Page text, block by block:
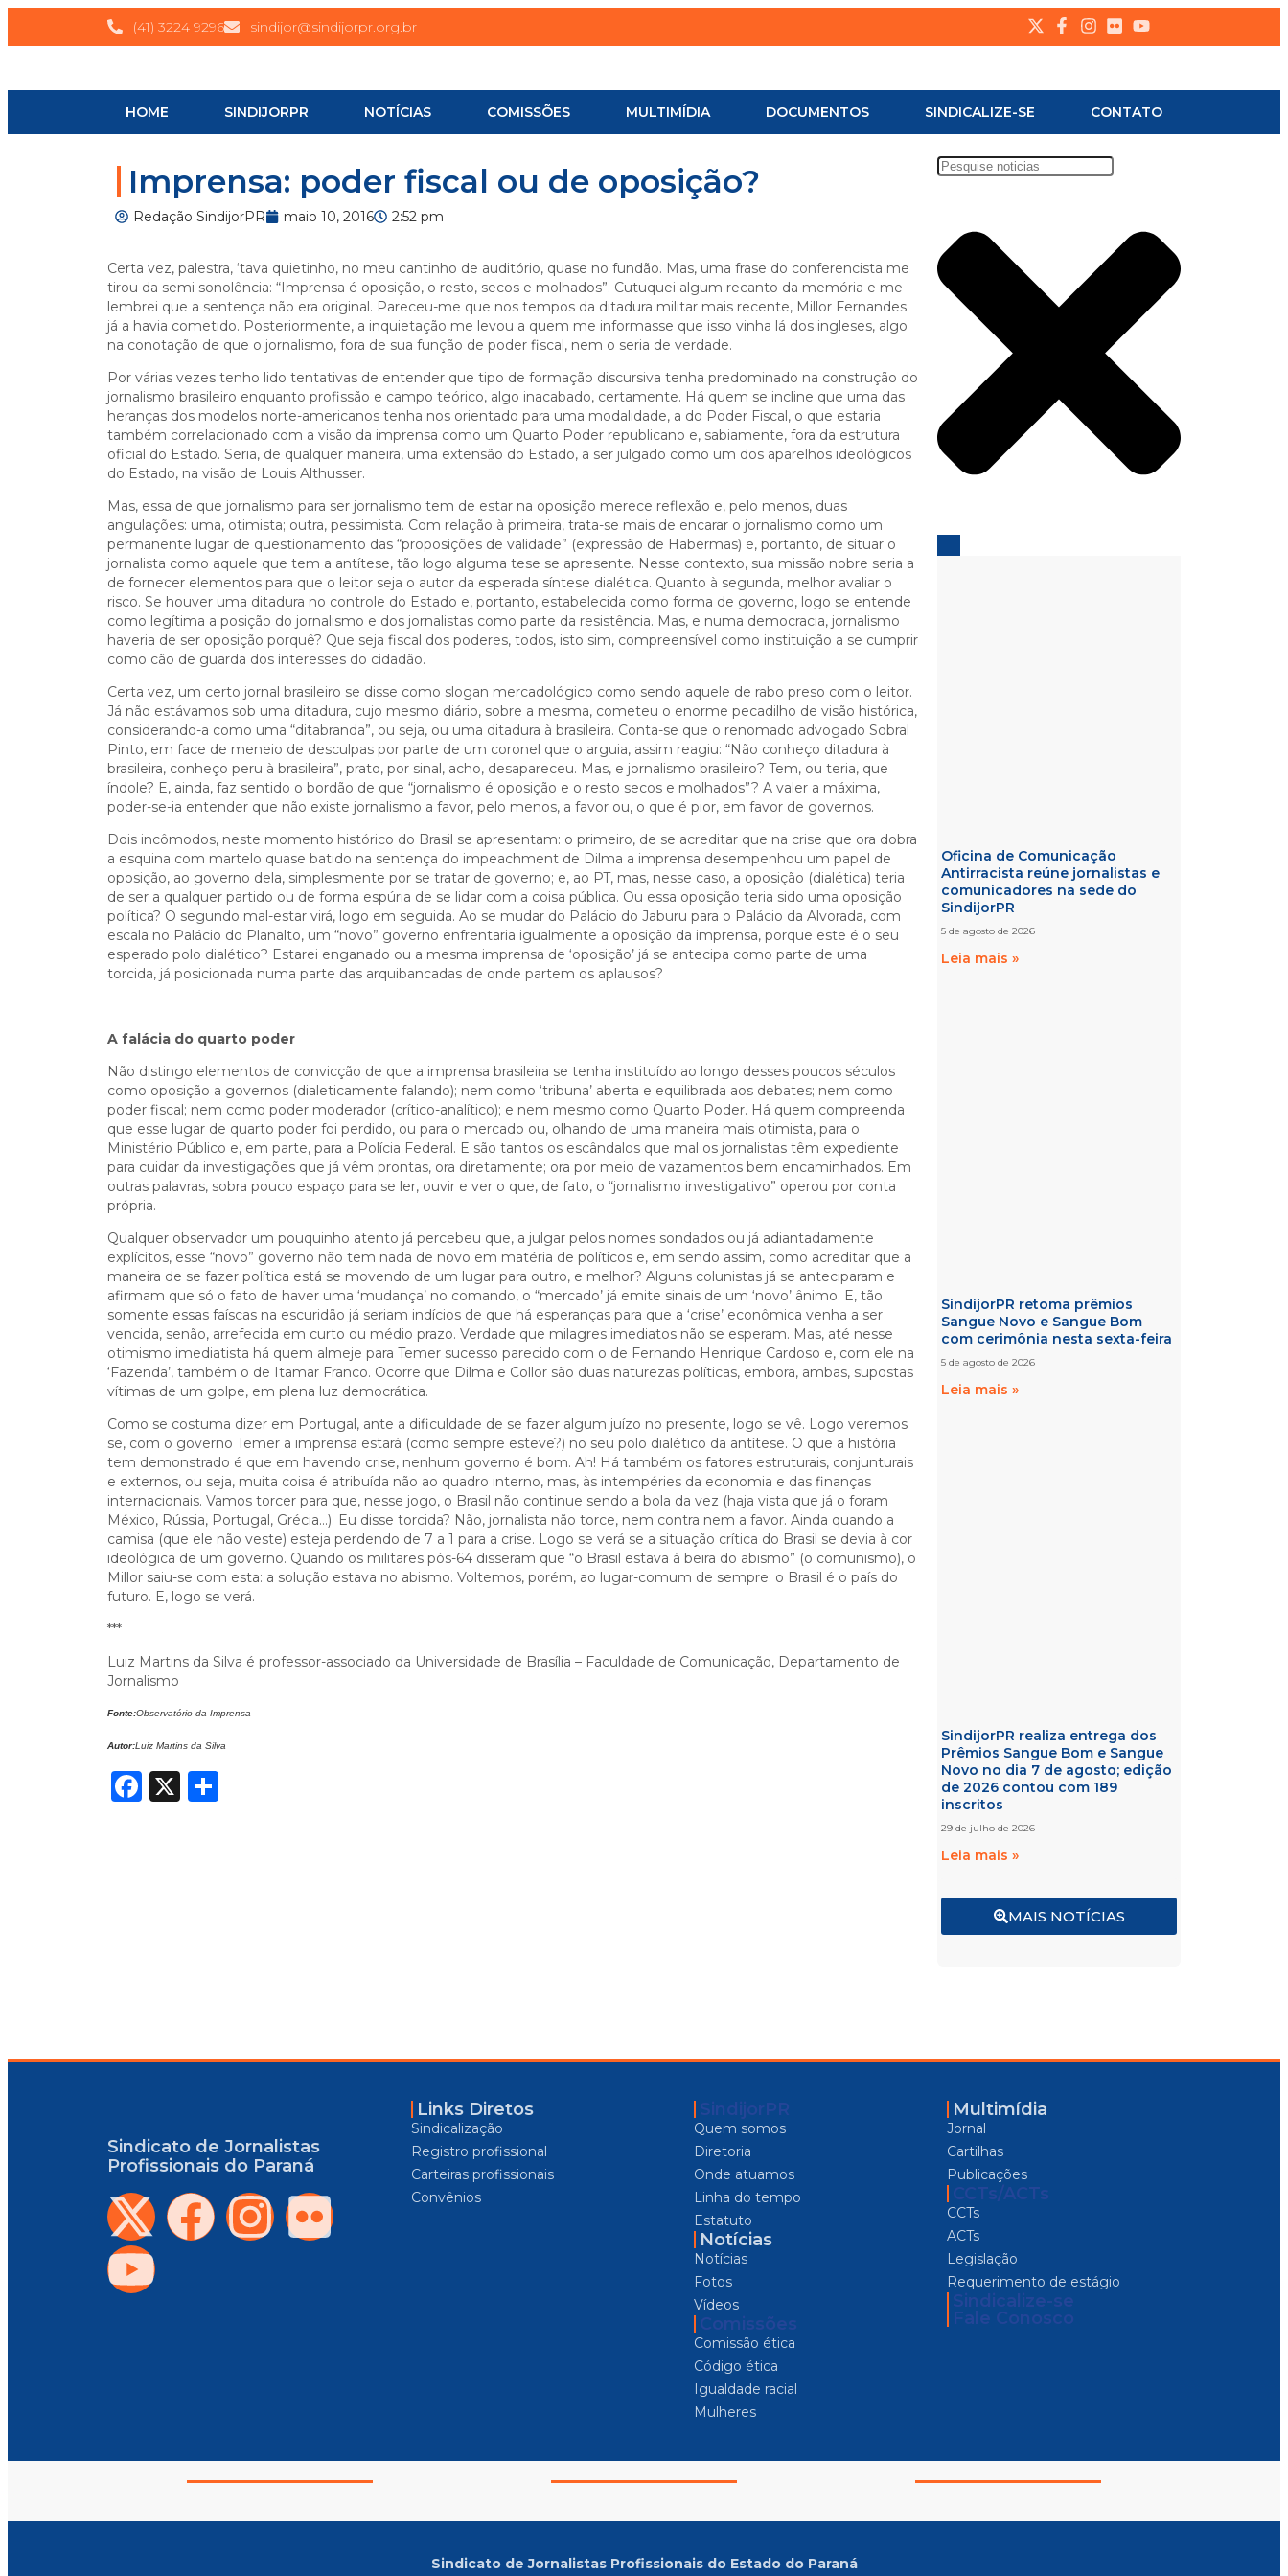
(41) 3224 9296 sindijor@sindijorpr.org.br
HOME SINDIJORPR NOTÍCIAS COMISSÕES MULTIMÍDIA DOCUMENTOS SINDICALIZE-SE CONTATO
Imprensa: poder fiscal ou de oposição?
Redação SindijorPR maio 10, 2016 2:52 pm
Certa vez, palestra, ‘tava quietinho, no meu cantinho de auditório, quase no fundão. Mas, uma frase do conferencista me
tirou da semi sonolência: “Imprensa é oposição, o resto, secos e molhados”. Cutuquei algum recanto da memória e me
lembrei que a sentença não era original. Pareceu-me que nos tempos da ditadura militar mais recente, Millor Fernandes
já a havia cometido. Posteriormente, a inquietação me levou a quem me informasse que isso vinha lá dos ingleses, algo
na conotação de que o jornalismo, fora de sua função de poder fiscal, nem o seria de verdade.
Por várias vezes tenho lido tentativas de entender que tipo de formação discursiva tenha predominado na construção do
jornalismo brasileiro enquanto profissão e campo teórico, algo inacabado, certamente. Há quem se incline que uma das
heranças dos modelos norte-americanos tenha nos orientado para uma modalidade, a do Poder Fiscal, o que estaria
também correlacionado com a visão da imprensa como um Quarto Poder republicano e, sabiamente, fora da estrutura
oficial do Estado. Seria, de qualquer maneira, uma extensão do Estado, a ser julgado como um dos aparelhos ideológicos
do Estado, na visão de Louis Althusser.
Mas, essa de que jornalismo para ser jornalismo tem de estar na oposição merece reflexão e, pelo menos, duas
angulações: uma, otimista; outra, pessimista. Com relação à primeira, trata-se mais de encarar o jornalismo como um
permanente lugar de questionamento das “proposições de validade” (expressão de Habermas) e, portanto, de situar o
jornalista como aquele que tem a antítese, tão logo alguma tese se apresente. Nesse contexto, sua missão nobre seria a
de fornecer elementos para que o leitor seja o autor da esperada síntese dialética. Quanto à segunda, melhor avaliar o
risco. Se houver uma ditadura no controle do Estado e, portanto, estabelecida como forma de governo, logo se entende
como legítima a posição do jornalismo e dos jornalistas como parte da resistência. Mas, e numa democracia, jornalismo
haveria de ser oposição porquê? Que seja fiscal dos poderes, todos, isto sim, compreensível como instituição a se cumprir
como cão de guarda dos interesses do cidadão.
Certa vez, um certo jornal brasileiro se disse como slogan mercadológico como sendo aquele de rabo preso com o leitor.
Já não estávamos sob uma ditadura, cujo mesmo diário, sobre a mesma, cometeu o enorme pecadilho de visão histórica,
considerando-a como uma “ditabranda”, ou seja, ou uma ditadura à brasileira. Conta-se que o renomado advogado Sobral
Pinto, em face de meneio de desculpas por parte de um coronel que o arguia, assim reagiu: “Não conheço ditadura à
brasileira, conheço peru à brasileira”, prato, por sinal, acho, desapareceu. Mas, e jornalismo brasileiro? Tem, ou teria, que
índole? E, ainda, faz sentido o bordão de que “jornalismo é oposição e o resto secos e molhados”? A valer a máxima,
poder-se-ia entender que não existe jornalismo a favor, pelo menos, a favor ou, o que é pior, em favor de governos.
Dois incômodos, neste momento histórico do Brasil se apresentam: o primeiro, de se acreditar que na crise que ora dobra
a esquina com martelo quase batido na sentença do impeachment de Dilma a imprensa desempenhou um papel de
oposição, ao governo dela, simplesmente por se tratar de governo; e, ao PT, mas, nesse caso, a oposição (dialética) teria
de ser a qualquer partido ou de forma espúria de se lidar com a coisa pública. Ou essa oposição teria sido uma oposição
política? O segundo mal-estar virá, logo em seguida. Ao se mudar do Palácio do Jaburu para o Palácio da Alvorada, com
escala no Palácio do Planalto, um “novo” governo enfrentaria igualmente a oposição da imprensa, porque este é o seu
esperado polo dialético? Estarei enganado ou a mesma imprensa de ‘oposição’ já se antecipa como parte de uma
torcida, já posicionada numa parte das arquibancadas de onde partem os aplausos?
A falácia do quarto poder
Não distingo elementos de convicção de que a imprensa brasileira se tenha instituído ao longo desses poucos séculos
como oposição a governos (dialeticamente falando); nem como ‘tribuna’ aberta e equilibrada aos debates; nem como
poder fiscal; nem como poder moderador (crítico-analítico); e nem mesmo como Quarto Poder. Há quem compreenda
que esse lugar de quarto poder foi perdido, ou para o mercado ou, olhando de uma maneira mais otimista, para o
Ministério Público e, em parte, para a Polícia Federal. E são tantos os escândalos que mal os jornalistas têm expediente
para cuidar da investigações que já vêm prontas, ora diretamente; ora por meio de vazamentos bem encaminhados. Em
outras palavras, sobra pouco espaço para se ler, ouvir e ver o que, de fato, o “jornalismo investigativo” operou por conta
própria.
Qualquer observador um pouquinho atento já percebeu que, a julgar pelos nomes sondados ou já adiantadamente
explícitos, esse “novo” governo não tem nada de novo em matéria de políticos e, em sendo assim, como acreditar que a
maneira de se fazer política está se movendo de um lugar para outro, e melhor? Alguns colunistas já se anteciparam e
afirmam que só o fato de haver uma ‘mudança’ no comando, o “mercado’ já emite sinais de um ‘novo’ ânimo. E, tão
somente essas faíscas na escuridão já seriam indícios de que há esperanças para que a ‘crise’ econômica venha a ser
vencida, senão, arrefecida em curto ou médio prazo. Verdade que milagres imediatos não se esperam. Mas, até nesse
otimismo imediatista há quem almeje para Temer sucesso parecido com o de Fernando Henrique Cardoso e, com ele na
‘Fazenda’, também o de Itamar Franco. Ocorre que Dilma e Collor são duas naturezas políticas, embora, ambas, supostas
vítimas de um golpe, em plena luz democrática.
Como se costuma dizer em Portugal, ante a dificuldade de se fazer algum juízo no presente, logo se vê. Logo veremos
se, com o governo Temer a imprensa estará (como sempre esteve?) no seu polo dialético da antítese. O que a história
tem demonstrado é que em havendo crise, nenhum governo é bom. Ah! Há também os fatores estruturais, conjunturais
e externos, ou seja, muita coisa é atribuída não ao quadro interno, mas, às intempéries da economia e das finanças
internacionais. Vamos torcer para que, nesse jogo, o Brasil não continue sendo a bola da vez (haja vista que já o foram
México, Rússia, Portugal, Grécia…). Eu disse torcida? Não, jornalista não torce, nem contra nem a favor. Ainda quando a
camisa (que ele não veste) esteja perdendo de 7 a 1 para a crise. Logo se verá se a situação crítica do Brasil se devia à cor
ideológica de um governo. Quando os militares pós-64 disseram que “o Brasil estava à beira do abismo” (o comunismo), o
Millor saiu-se com esta: a solução estava no abismo. Voltemos, porém, ao lugar-comum de sempre: o Brasil é o país do
futuro. E, logo se verá.
***
Luiz Martins da Silva é professor-associado da Universidade de Brasília – Faculdade de Comunicação, Departamento de
Jornalismo
Fonte:Observatório da Imprensa
Autor:Luiz Martins da Silva
Facebook
X
Oficina de Comunicação
Antirracista reúne jornalistas e
comunicadores na sede do
SindijorPR
5 de agosto de 2026
Leia mais »
SindijorPR retoma prêmios
Sangue Novo e Sangue Bom
com cerimônia nesta sexta-feira
5 de agosto de 2026
Leia mais »
SindijorPR realiza entrega dos
Prêmios Sangue Bom e Sangue
Novo no dia 7 de agosto; edição
de 2026 contou com 189
inscritos
29 de julho de 2026
Leia mais »
MAIS NOTÍCIAS
Sindicato de Jornalistas
Profissionais do Paraná
Links Diretos
Sindicalização
Registro profissional
Carteiras profissionais
Convênios
SindijorPR
Quem somos
Diretoria
Onde atuamos
Linha do tempo
Estatuto
Notícias
Notícias
Fotos
Vídeos
Comissões
Comissão ética
Código ética
Igualdade racial
Mulheres
Multimídia
Jornal
Cartilhas
Publicações
CCTs/ACTs
CCTs
ACTs
Legislação
Requerimento de estágio
Sindicalize-se
Fale Conosco
Sindicato de Jornalistas Profissionais do Estado do Paraná